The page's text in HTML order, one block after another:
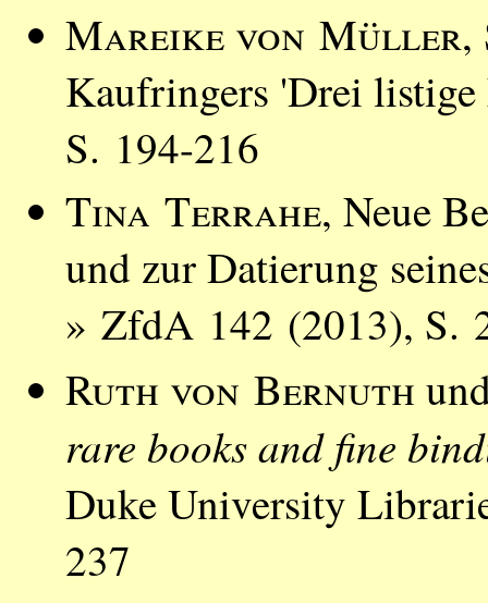
Mareike von Müller,
Kaufringers 'Drei
S. 194-216
Tina Terrahe, Neue
und zur Datierung
» ZfdA 142 (2013), S.
Ruth von Bernuth
rare books and fine
Duke University
237